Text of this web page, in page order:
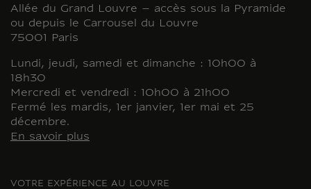
Allée du Grand Louvre – accès sous la Pyramide
ou depuis le Carrousel du Louvre
75001 Paris
Lundi, jeudi, samedi et dimanche : 10h00 à
18h30
Mercredi et vendredi : 10h00 à 21h00
Fermé les mardis, 1er janvier, 1er mai et 25
décembre.
En savoir plus
VOTRE EXPÉRIENCE AU LOUVRE